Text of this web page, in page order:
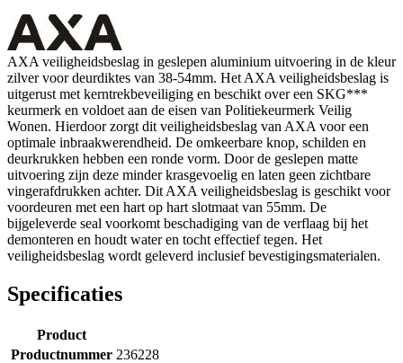
AXA veiligheidsbeslag in geslepen aluminium uitvoering in de kleur
zilver voor deurdiktes van 38-54mm. Het AXA veiligheidsbeslag is
uitgerust met kerntrekbeveiliging en beschikt over een SKG***
keurmerk en voldoet aan de eisen van Politiekeurmerk Veilig
Wonen. Hierdoor zorgt dit veiligheidsbeslag van AXA voor een
optimale inbraakwerendheid. De omkeerbare knop, schilden en
deurkrukken hebben een ronde vorm. Door de geslepen matte
uitvoering zijn deze minder krasgevoelig en laten geen zichtbare
vingerafdrukken achter. Dit AXA veiligheidsbeslag is geschikt voor
voordeuren met een hart op hart slotmaat van 55mm. De
bijgeleverde seal voorkomt beschadiging van de verflaag bij het
demonteren en houdt water en tocht effectief tegen. Het
veiligheidsbeslag wordt geleverd inclusief bevestigingsmaterialen.
Specificaties
Product
Productnummer 236228